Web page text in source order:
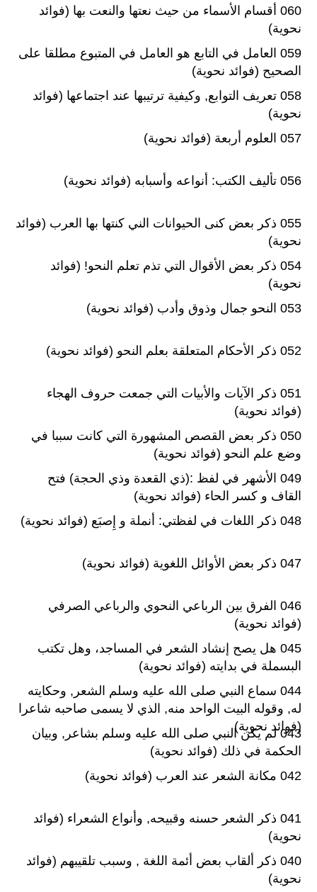
060 أقسام الأسماء من حيث نعتها والنعت بها (فوائد
نحوية)
059 العامل في التابع هو العامل في المتبوع مطلقا على
الصحيح (فوائد نحوية)
058 تعريف التوابع, وكيفية ترتيبها عند اجتماعها (فوائد
نحوية)
057 العلوم أربعة (فوائد نحوية)
056 تأليف الكتب: أنواعه وأسبابه (فوائد نحوية)
055 ذكر بعض كنى الحيوانات الني كنتها بها العرب (فوائد
نحوية)
054 ذكر بعض الأقوال التي تذم تعلم النحو! (فوائد
نحوية)
053 النحو جمال وذوق وأدب (فوائد نحوية)
052 ذكر الأحكام المتعلقة بعلم النحو (فوائد نحوية)
051 ذكر الآيات والأبيات التي جمعت حروف الهجاء
(فوائد نحوية)
050 ذكر بعض القصص المشهورة التي كانت سببا في
وضع علم النحو (فوائد نحوية)
049 الأشهر في لفظ :(ذي القعدة وذي الحجة) فتح
القاف و كسر الحاء (فوائد نحوية)
048 ذكر اللغات في لفظتي: أنملة و إِصبَع (فوائد نحوية)
047 ذكر بعض الأوائل اللغوية (فوائد نحوية)
046 الفرق بين الرباعي النحوي والرباعي الصرفي
(فوائد نحوية)
045 هل يصح إنشاد الشعر في المساجد، وهل تكتب
البسملة في بدايته (فوائد نحوية)
044 سماع النبي صلى الله عليه وسلم الشعر, وحكايته
له, وقوله البيت الواحد منه, الذي لا يسمى صاحبه شاعرا
(فوائد نحوية)
043 لم يكن النبي صلى الله عليه وسلم بشاعر, وبيان
الحكمة في ذلك (فوائد نحوية)
042 مكانة الشعر عند العرب (فوائد نحوية)
041 ذكر الشعر حسنه وقبيحه, وأنواع الشعراء (فوائد
نحوية)
040 ذكر ألقاب بعض أئمة اللغة , وسبب تلقيبهم (فوائد
نحوية)